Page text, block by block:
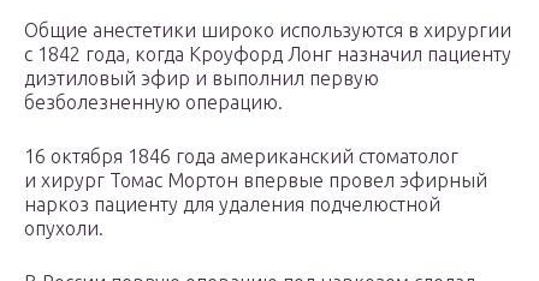
Общие анестетики широко используются в хирургии
с 1842 года, когда Кроуфорд Лонг назначил пациенту
диэтиловый эфир и выполнил первую
безболезненную операцию.
16 октября 1846 года американский стоматолог
и хирург Томас Мортон впервые провел эфирный
наркоз пациенту для удаления подчелюстной
опухоли.